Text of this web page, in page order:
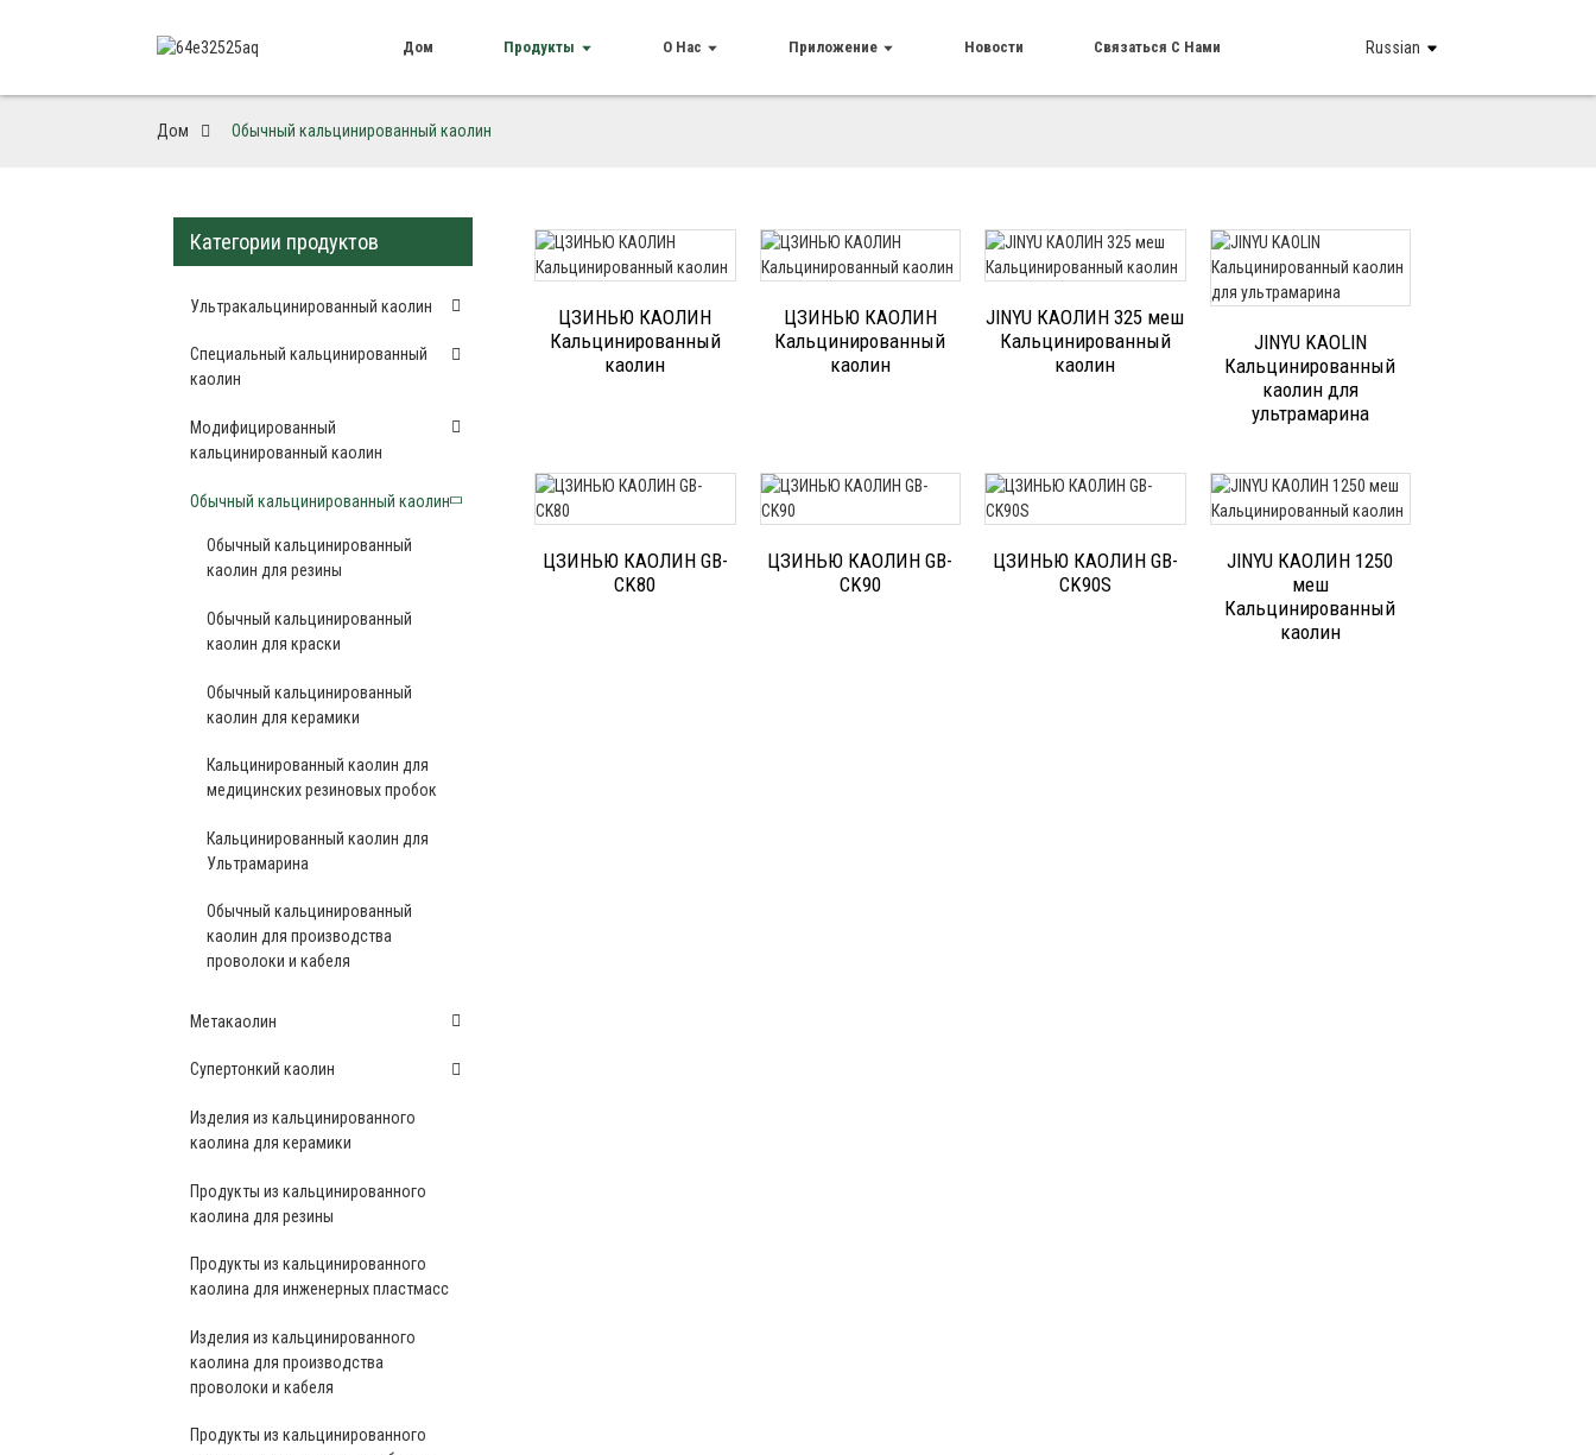
Дом Продукты О Нас Приложение Новости Связаться С Нами Russian
Дом Обычный кальцинированный каолин
Категории продуктов
Ультракальцинированный каолин
Специальный кальцинированный
каолин
Модифицированный
кальцинированный каолин
Обычный кальцинированный каолин
Обычный кальцинированный
каолин для резины
Обычный кальцинированный
каолин для краски
Обычный кальцинированный
каолин для керамики
Кальцинированный каолин для
медицинских резиновых пробок
Кальцинированный каолин для
Ультрамарина
Обычный кальцинированный
каолин для производства
проволоки и кабеля
Метакаолин
Супертонкий каолин
Изделия из кальцинированного
каолина для керамики
Продукты из кальцинированного
каолина для резины
Продукты из кальцинированного
каолина для инженерных пластмасс
Изделия из кальцинированного
каолина для производства
проволоки и кабеля
Продукты из кальцинированного
ЦЗИНЬЮ КАОЛИН
Кальцинированный
каолин
ЦЗИНЬЮ КАОЛИН
Кальцинированный
каолин
JINYU КАОЛИН 325 меш
Кальцинированный
каолин
JINYU KAOLIN
Кальцинированный
каолин для
ультрамарина
ЦЗИНЬЮ КАОЛИН GB-
CK80
ЦЗИНЬЮ КАОЛИН GB-
CK90
ЦЗИНЬЮ КАОЛИН GB-
CK90S
JINYU КАОЛИН 1250
меш
Кальцинированный
каолин